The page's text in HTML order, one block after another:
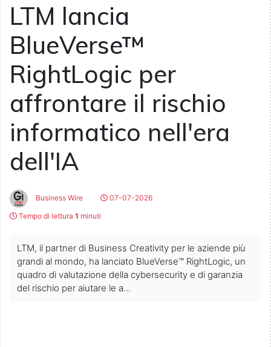
LTM lancia
BlueVerse™
RightLogic per
affrontare il rischio
informatico nell'era
dell'IA
Business Wire
07-07-2026
Tempo di lettura 1 minuti
LTM, il partner di Business Creativity per le aziende più
grandi al mondo, ha lanciato BlueVerse™ RightLogic, un
quadro di valutazione della cybersecurity e di garanzia
del rischio per aiutare le a...